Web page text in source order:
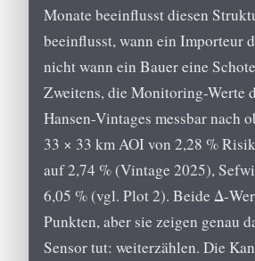
Monate beeinflusst diesen
beeinflusst, wann ein Importeur
nicht wann ein Bauer eine
Zweitens, die Monitoring-Werte
Hansen-Vintages messbar nach
33 × 33 km AOI von 2,28 %
auf 2,74 % (Vintage 2025),
6,05 % (vgl. Plot 2). Beide Δ-
Punkten, aber sie zeigen genau
Sensor tut: weiterzählen. Die